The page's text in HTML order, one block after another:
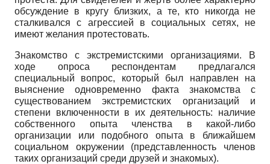
обсуждение в кругу близких, а те, кто никогда не
сталкивался с агрессией в социальных сетях, не
имеют желания протестовать.
Знакомство с экстремистскими организациями. В
ходе опроса респондентам предлагался
специальный вопрос, который был направлен на
выяснение одновременно факта знакомства с
существованием экстремистских организаций и
степени включенности в их деятельность: наличие
собственного опыта членства в какой-либо
организации или подобного опыта в ближайшем
социальном окружении (представленность членов
таких организаций среди друзей и знакомых).